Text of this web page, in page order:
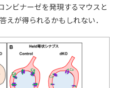
ンビナーゼを発現するマウスと
えが得られるかもしれない．